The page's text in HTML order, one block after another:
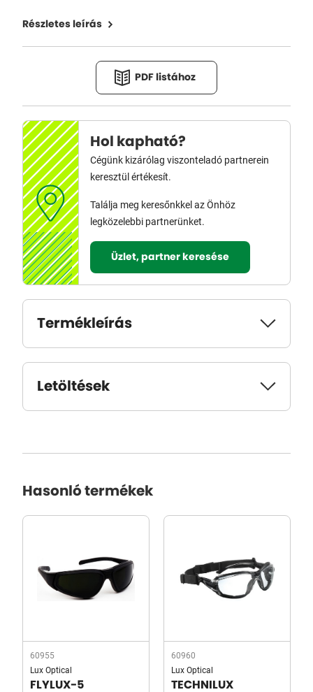
Részletes leírás
PDF listához
Hol kapható?
Cégünk kizárólag viszonteladó partnerein
keresztül értékesít.
Találja meg keresőnkkel az Önhöz
legközelebbi partnerünket.
Üzlet, partner keresése
Termékleírás
Letöltések
Hasonló termékek
60955
Lux Optical
FLYLUX-5
60960
Lux Optical
TECHNILUX